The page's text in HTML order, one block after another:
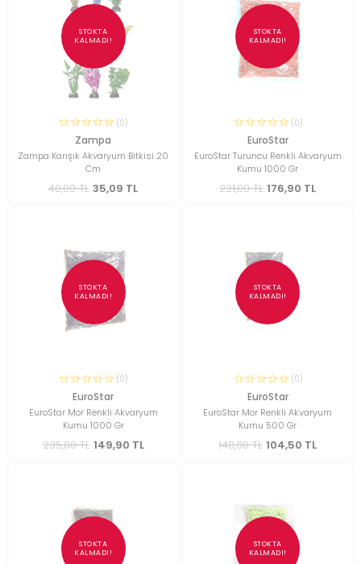
STOKTA
KALMADI!
(0)
Zampa
Zampa Karışık Akvaryum Bitkisi 20
Cm
40,00 TL 35,09 TL
STOKTA
KALMADI!
(0)
EuroStar
EuroStar Turuncu Renkli Akvaryum
Kumu 1000 Gr
221,00 TL 176,90 TL
STOKTA
KALMADI!
(0)
EuroStar
EuroStar Mor Renkli Akvaryum
Kumu 1000 Gr
235,00 TL 149,90 TL
STOKTA
KALMADI!
(0)
EuroStar
EuroStar Mor Renkli Akvaryum
Kumu 500 Gr
140,00 TL 104,50 TL
STOKTA
KALMADI!
STOKTA
KALMADI!